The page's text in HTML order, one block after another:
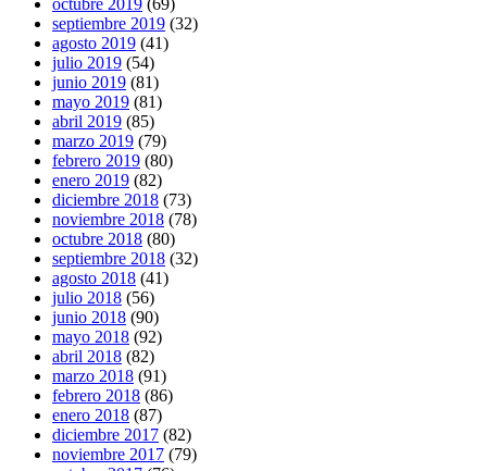
septiembre 2019 (32)
agosto 2019 (41)
julio 2019 (54)
junio 2019 (81)
mayo 2019 (81)
abril 2019 (85)
marzo 2019 (79)
febrero 2019 (80)
enero 2019 (82)
diciembre 2018 (73)
noviembre 2018 (78)
octubre 2018 (80)
septiembre 2018 (32)
agosto 2018 (41)
julio 2018 (56)
junio 2018 (90)
mayo 2018 (92)
abril 2018 (82)
marzo 2018 (91)
febrero 2018 (86)
enero 2018 (87)
diciembre 2017 (82)
noviembre 2017 (79)